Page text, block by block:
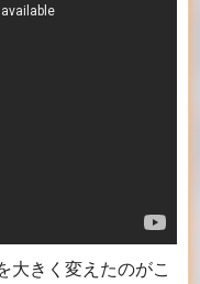
大きく変えたのがこ